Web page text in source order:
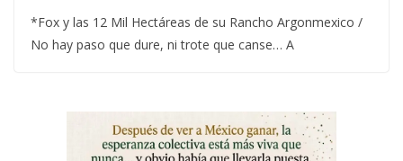
*Fox y las 12 Mil Hectáreas de su Rancho Argonmexico /
No hay paso que dure, ni trote que canse… A